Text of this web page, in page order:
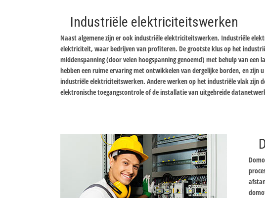
Industriële elektriciteitswerken
Naast algemene zijn er ook industriële elektriciteitswerken. Industriële
elektriciteit, waar bedrijven van profiteren. De grootste klus op het
middenspanning (door velen hoogspanning genoemd) met behulp van een
hebben een ruime ervaring met ontwikkelen van dergelijke borden, en zijn
industriële elektriciteitswerken. Andere werken op het industriële vlak zijn
elektronische toegangscontrole of de installatie van uitgebreide